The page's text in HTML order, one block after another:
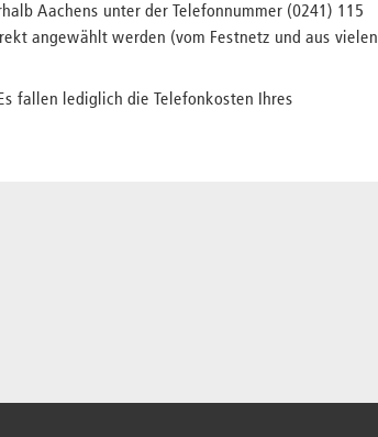
Aachens unter der Telefonnummer (0241) 115
angewählt werden (vom Festnetz und aus vielen
fallen lediglich die Telefonkosten Ihres